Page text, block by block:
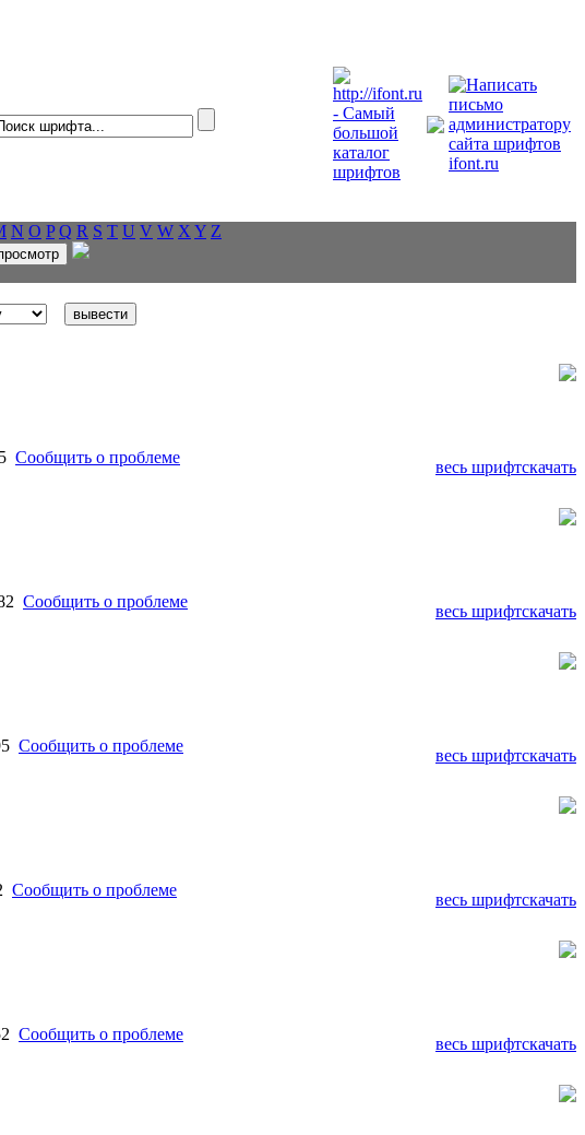
N O P Q R S T U V W X Y Z
Сообщить о проблеме
весь шрифтскачать
Сообщить о проблеме
весь шрифтскачать
Сообщить о проблеме
весь шрифтскачать
Сообщить о проблеме
весь шрифтскачать
Сообщить о проблеме
весь шрифтскачать